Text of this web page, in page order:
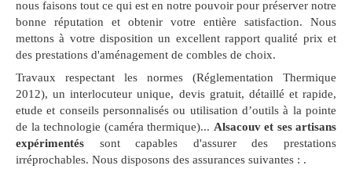
nous faisons tout ce qui est en notre pouvoir pour préserver notre
bonne réputation et obtenir votre entière satisfaction. Nous
mettons à votre disposition un excellent rapport qualité prix et
des prestations d'aménagement de combles de choix.
Travaux respectant les normes (Réglementation Thermique
2012), un interlocuteur unique, devis gratuit, détaillé et rapide,
etude et conseils personnalisés ou utilisation d’outils à la pointe
de la technologie (caméra thermique)... Alsacouv et ses artisans
expérimentés sont capables d'assurer des prestations
irréprochables. Nous disposons des assurances suivantes : .